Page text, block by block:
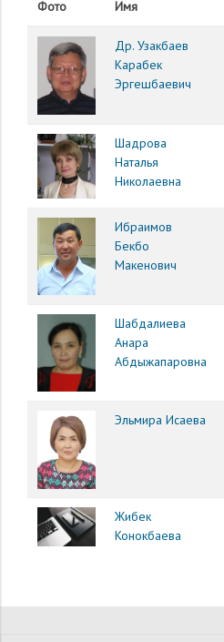
Фото Имя
Др. Узакбаев
Карабек
Эргешбаевич
Шадрова
Наталья
Николаевна
Ибраимов
Бекбо
Макенович
Шабдалиева
Анара
Абдыжапаровна
Эльмира Исаева
Жибек
Конокбаева